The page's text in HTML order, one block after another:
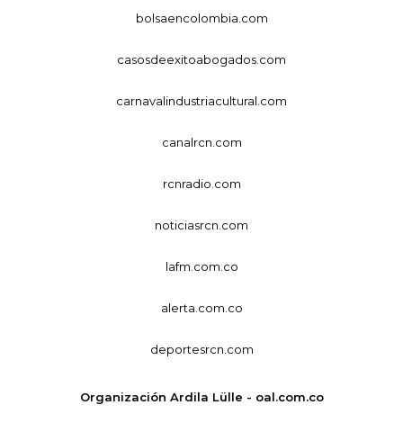
bolsaencolombia.com
casosdeexitoabogados.com
carnavalindustriacultural.com
canalrcn.com
rcnradio.com
noticiasrcn.com
lafm.com.co
alerta.com.co
deportesrcn.com
Organización Ardila Lülle - oal.com.co